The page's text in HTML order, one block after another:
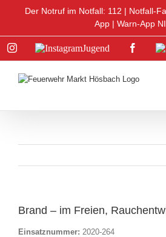
Der Notruf im Notfall: 112 | Notfall-
App| Warn-App
InstagramInstagram
Brand – im Freien,
Einsatznummer: 2020-264